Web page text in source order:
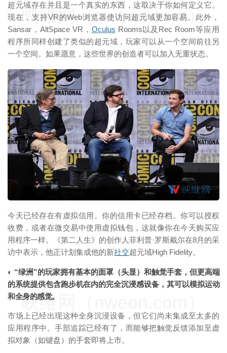
超元域存在并且是一个真实的东西，这取决于你如何定义它。
现在，支持VR的Web浏览器使访问超元域更加容易。此外，
Sansar，AltSpace VR， Oculus Rooms以及Rec Room等应用
程序所同样创建了类似的超元域，玩家可以从一个空间前往另
一个空间。如果愿意，这些世界的创造者可以加入无重状态。
今天已经存在有虚拟信用。你的信用卡已经存档。你可以授权
收费，或者在微交易中使用虚拟钱包，这就像你在今天购买应
用程序一样。《第二人生》的创作人菲利普·罗斯戴尔在8月的采
访中表示，他正计划集成他的新社交超元域High Fidelity。
◐ “绿洲”的玩家拥有基本的面罩（头显）和触觉手套，但更高端
的系统提供包含跑步机在内的完全沉浸感设备，其可以模拟运动
和全身的感觉。
市场上已经出现这种全身沉浸设备，但它们尚未集成至太多的
应用程序中。手部追踪已经有了，而能够把触觉反馈添加至虚
拟对象（如键盘）的手套即将上市。
映维网（nweon.com）
映维网（nweon.com）
映维网（nweon.com）